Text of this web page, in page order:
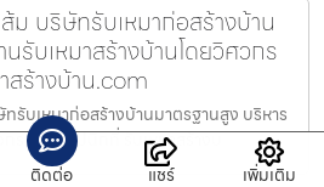
ม บริษัทรับเหมาก่อสร้างบ้าน
รับเหมาสร้างบ้านโดยวิศวกร
สร้างบ้าน.com
รับเหมาก่อสร้างบ้านมาตรฐานสูง บริหาร
รและสถาปนิกที่ รับเหมาสร้างบ
ติดต่อ แชร์ เพิ่มเติม